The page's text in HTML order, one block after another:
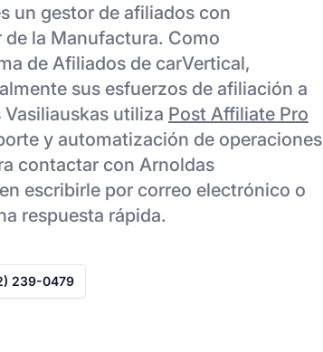
un gestor de afiliados con
la Manufactura. Como
de Afiliados de carVertical,
sus esfuerzos de afiliación a
utiliza Post Affiliate Pro
y automatización de operaciones
contactar con Arnoldas
escribirle por correo electrónico o
respuesta rápida.
239-0479